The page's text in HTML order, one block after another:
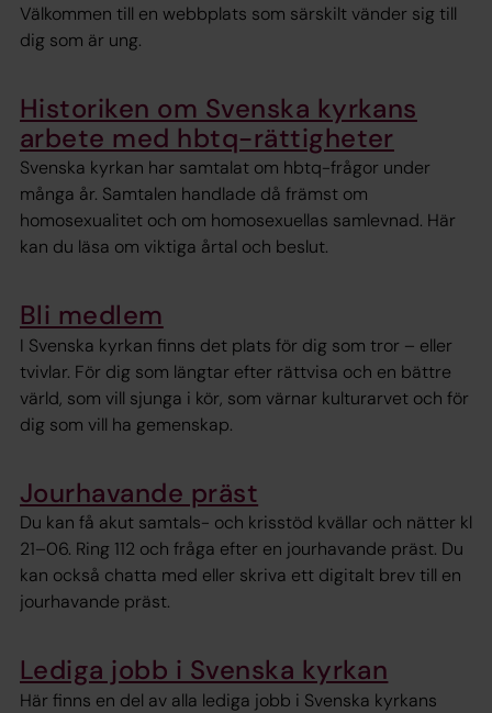
Välkommen till en webbplats som särskilt vänder sig till
dig som är ung.
Historiken om Svenska kyrkans
arbete med hbtq-rättigheter
Svenska kyrkan har samtalat om hbtq-frågor under
många år. Samtalen handlade då främst om
homosexualitet och om homosexuellas samlevnad. Här
kan du läsa om viktiga årtal och beslut.
Bli medlem
I Svenska kyrkan finns det plats för dig som tror – eller
tvivlar. För dig som längtar efter rättvisa och en bättre
värld, som vill sjunga i kör, som värnar kulturarvet och för
dig som vill ha gemenskap.
Jourhavande präst
Du kan få akut samtals- och krisstöd kvällar och nätter kl
21–06. Ring 112 och fråga efter en jourhavande präst. Du
kan också chatta med eller skriva ett digitalt brev till en
jourhavande präst.
Lediga jobb i Svenska kyrkan
Här finns en del av alla lediga jobb i Svenska kyrkans